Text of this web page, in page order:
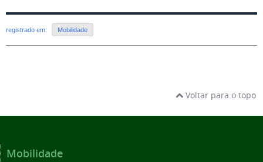
registrado em: Mobilidade
Voltar para o topo
Mobilidade